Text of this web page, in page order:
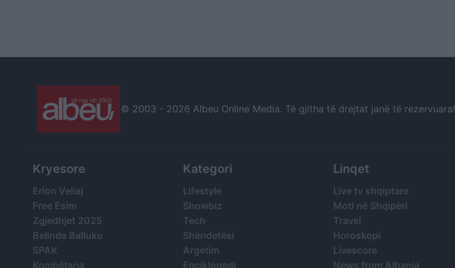
© 2003 - 2026 Albeu Online Media. Të gjitha të drejtat janë të rezervuara!
Kryesore
Erion Veliaj
Free Esim
Zgjedhjet 2025
Belinda Balluku
SPAK
Kombëtarja
Kategori
Lifestyle
Showbiz
Tech
Shëndetësi
Argetim
Enciklopedi
Linqet
Live tv shqiptare
Moti në Shqipëri
Travel
Horoskopi
Livescore
News from Albania